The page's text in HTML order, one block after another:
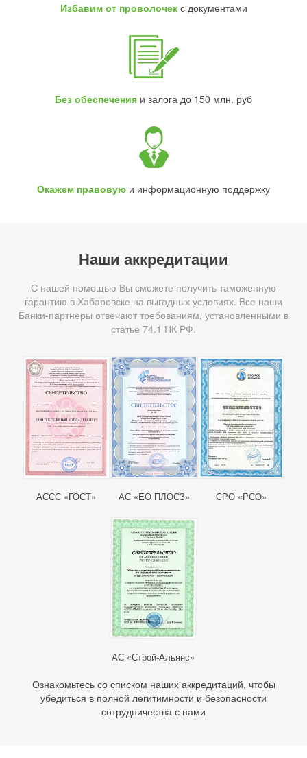
Избавим от проволочекс документами
Без обеспечения и залога до 150 млн. руб
Окажем правовую и информационную поддержку
Наши аккредитации
С нашей помощью Вы сможете получить таможенную
гарантию в Хабаровске на выгодных условиях. Все наши
Банки-партнеры отвечают требованиям, установленными в
статье 74.1 НК РФ.
АССС «ГОСТ» АС «ЕО ПЛОСЗ» СРО «РСО»
АС «Строй-Альянс»
Ознакомьтесь со списком наших аккредитаций, чтобы
убедиться в полной легитимности и безопасности
сотрудничества с нами